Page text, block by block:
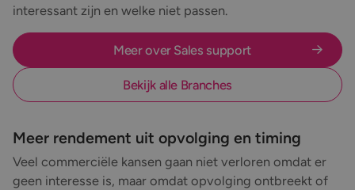
interessant zijn en welke niet passen.
Meer over Sales support
Bekijk alle Branches
Meer rendement uit opvolging en timing
Veel commerciële kansen gaan niet verloren omdat er
geen interesse is, maar omdat opvolging ontbreekt of